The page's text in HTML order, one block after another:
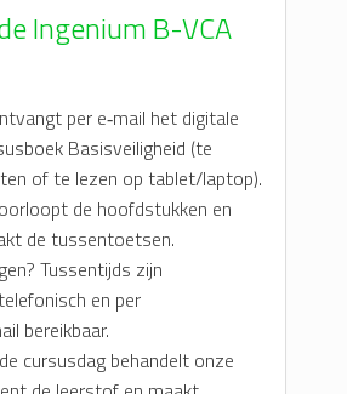
Ingenium B-VCA
per e‑mail het digitale
Basisveiligheid (te
of te lezen op tablet/laptop).
de hoofdstukken en
de tussentoetsen.
Tussentijds zijn
en per
bereikbaar.
cursusdag behandelt onze